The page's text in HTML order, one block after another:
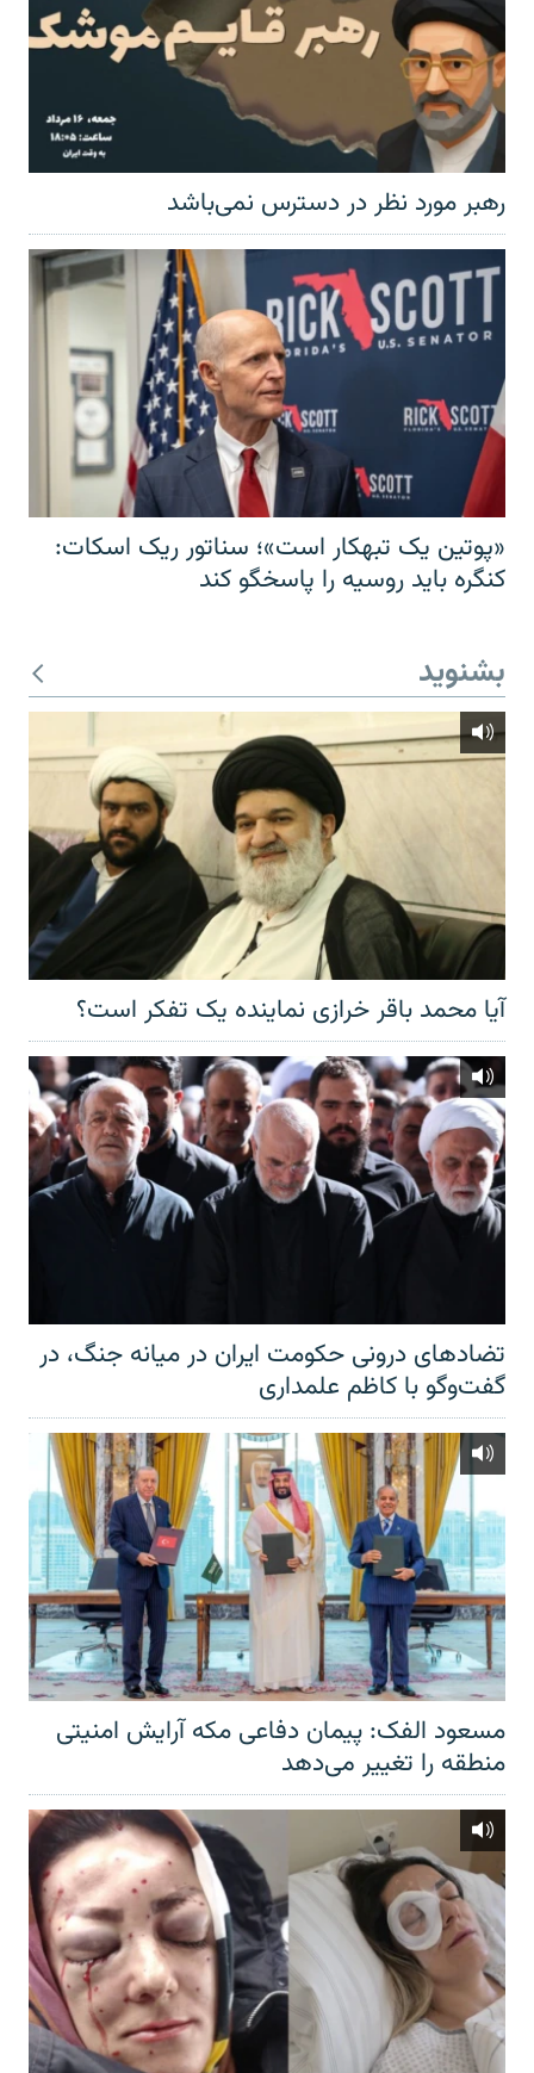
رهبر مورد نظر در دسترس نمی‌باشد
«پوتین یک تبهکار است»؛ سناتور ریک اسکات:
کنگره باید روسیه را پاسخگو کند
بشنوید
آیا محمد باقر خرازی نماینده یک تفکر است؟
تضادهای درونی حکومت ایران در میانه جنگ، در
گفت‌‌وگو با کاظم علمداری
مسعود الفک: پیمان دفاعی مکه آرایش امنیتی
منطقه را تغییر می‌دهد